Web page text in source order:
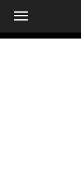
RallyandRaces.com